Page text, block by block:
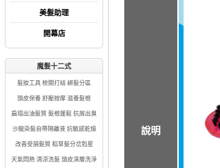
美髮助理
開幕店
魔髮十二式
髮妝工具 梳開打結 綁髮分區
頭皮保養 舒壓按摩 滋養髮根
扁塌出油髮質 髮根蓬鬆 抗屑出臭
沙龍染髮自帶隔離液 抗敏感乾燥
改善受損髮質 稻草髮分岔剋星
天氣悶熱 清涼洗髮 頭皮深層洗淨
說明